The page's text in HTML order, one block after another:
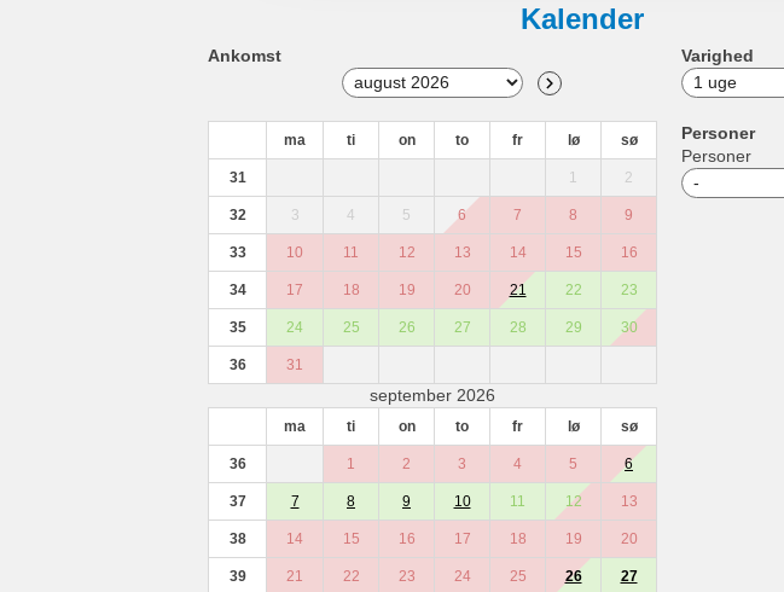
Kalender
Ankomst
ma ti on to fr lø sø
31 1 2
32 3 4 5 6 7 8 9
33 10 11 12 13 14 15 16
34 17 18 19 20 21 22 23
35 24 25 26 27 28 29 30
36 31
september 2026
ma ti on to fr lø sø
36 1 2 3 4 5 6
37 7 8 9 10 11 12 13
38 14 15 16 17 18 19 20
39 21 22 23 24 25 26 27
Varighed
Personer
Personer